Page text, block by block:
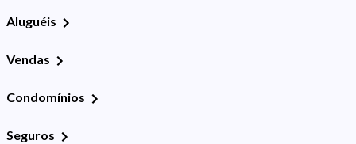
Aluguéis
Vendas
Condomínios
Seguros